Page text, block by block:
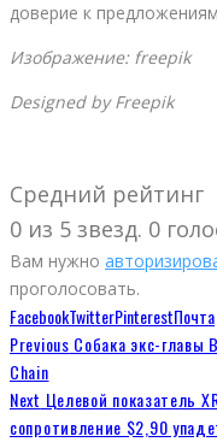
доверие к
Изображение: freepik
Designed by Freepik
Средний рейтинг
0 из 5 звезд. 0
Вам нужно
проголосовать.
FacebookTwitterPinterestПочта
Previous Собака экс-главы
Chain
Next Целевой показатель
сопротивление $2,90